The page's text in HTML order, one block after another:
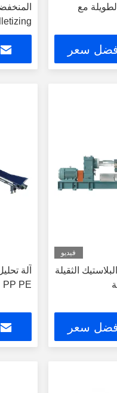
مع
سعر
فيديو
الثقيلة
سعر
آلة
PP PE